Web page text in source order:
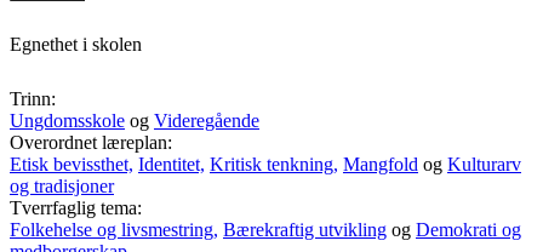
Egnethet i skolen
Trinn:
Ungdomsskole og Videregående
Overordnet læreplan:
Etisk bevissthet, Identitet, Kritisk tenkning, Mangfold og Kulturarv
og tradisjoner
Tverrfaglig tema:
Folkehelse og livsmestring, Bærekraftig utvikling og Demokrati og